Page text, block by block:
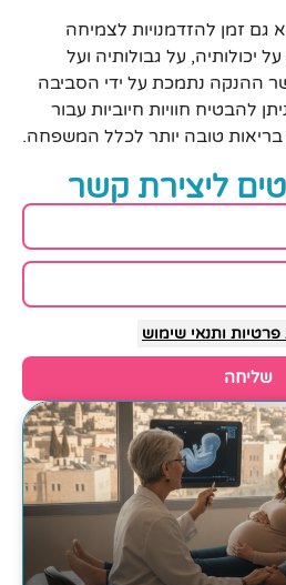
זמן להזדמנויות לצמיחה
יכולותיה, על גבולותיה ועל
ההנקה נתמכת על ידי הסביבה
להבטיח חוויות חיוביות עבור
בריאות טובה יותר לכלל המשפחה.
ליצירת קשר
פרטיות ותנאי שימוש
שליחה